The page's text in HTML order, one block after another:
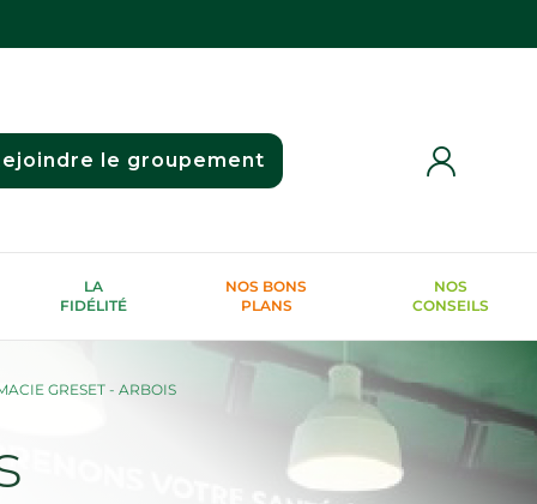
le groupement
LA
FIDÉLITÉ
NOS BONS
PLANS
NOS
CONSEILS
GRESET - ARBOIS